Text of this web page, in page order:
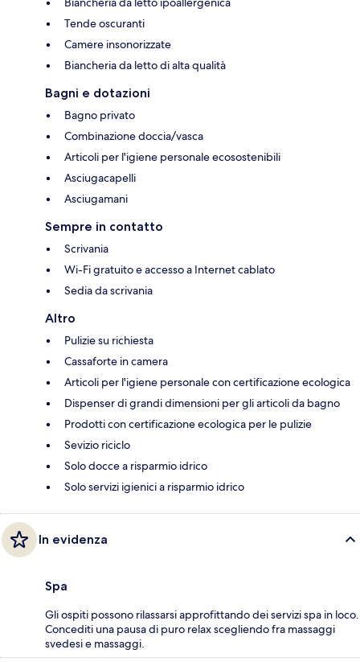
Tende oscuranti
Camere insonorizzate
Biancheria da letto di alta qualità
Bagni e dotazioni
Bagno privato
Combinazione doccia/vasca
Articoli per l'igiene personale ecosostenibili
Asciugacapelli
Asciugamani
Sempre in contatto
Scrivania
Wi-Fi gratuito e accesso a Internet cablato
Sedia da scrivania
Altro
Pulizie su richiesta
Cassaforte in camera
Articoli per l'igiene personale con certificazione ecologica
Dispenser di grandi dimensioni per gli articoli da bagno
Prodotti con certificazione ecologica per le pulizie
Sevizio riciclo
Solo docce a risparmio idrico
Solo servizi igienici a risparmio idrico
In evidenza
Spa
Gli ospiti possono rilassarsi approfittando dei servizi spa in loco.
Concediti una pausa di puro relax scegliendo fra massaggi
svedesi e massaggi.